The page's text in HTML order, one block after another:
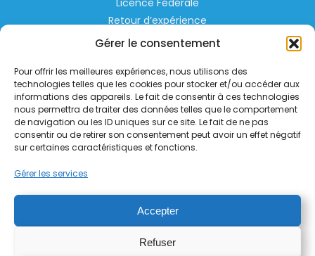
Gérer le consentement
Pour offrir les meilleures expériences, nous utilisons des
technologies telles que les cookies pour stocker et/ou accéder aux
informations des appareils. Le fait de consentir à ces technologies
nous permettra de traiter des données telles que le comportement
de navigation ou les ID uniques sur ce site. Le fait de ne pas
consentir ou de retirer son consentement peut avoir un effet négatif
sur certaines caractéristiques et fonctions.
Gérer les services
Accepter
Refuser
Licence Fédérale
Retour d’expérience
Espace Privé
Liens Utiles
Aérodrome de Lognes Emerainville
77185 LOGNES
contact@helico.org